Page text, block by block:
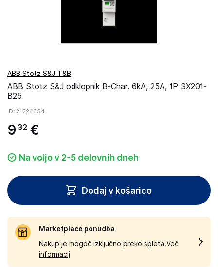
ABB Stotz S&J T&B
ABB Stotz S&J odklopnik B-Char. 6kA, 25A, 1P SX201-
B25
ID: 21224334
9 32 €
Na voljo v 2-5 delovnih dneh
Dodaj v košarico
Marketplace ponudba
Nakup je mogoč izključno preko spleta.Več
informacij